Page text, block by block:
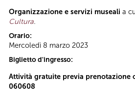
Organizzazione e servizi museali a
Cultura.
Orario:
Mercoledì 8 marzo 2023
Biglietto d'ingresso:
Attività gratuite previa prenotazione
060608